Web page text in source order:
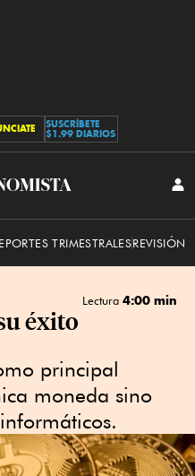
SUSCRÍBETE
$1.99 DIARIOS
TRIMESTRALESREVISIÓN
Lectura 4:00 min
éxito
principal
moneda sino